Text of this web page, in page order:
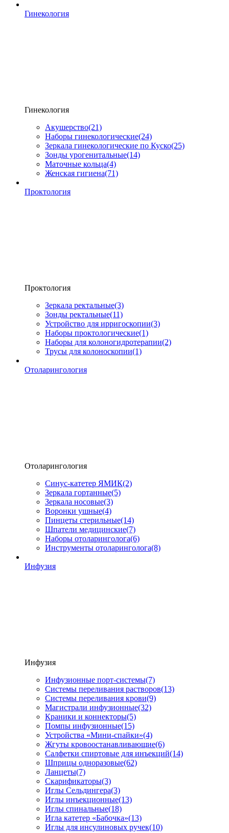
Гинекология
Гинекология
Акушерство(21)
Наборы гинекологические(24)
Зеркала гинекологические по Куско(25)
Зонды урогенитальные(14)
Маточные кольца(4)
Женская гигиена(71)
Проктология
Проктология
Зеркала ректальные(3)
Зонды ректальные(11)
Устройство для ирригоскопии(3)
Наборы проктологические(1)
Наборы для колоногидротерапии(2)
Трусы для колоноскопии(1)
Отоларингология
Отоларингология
Синус-катетер ЯМИК(2)
Зеркала гортанные(5)
Зеркала носовые(3)
Воронки ушные(4)
Пинцеты стерильные(14)
Шпатели медицинские(7)
Наборы отоларинголога(6)
Инструменты отоларинголога(8)
Инфузия
Инфузия
Инфузионные порт-системы(7)
Системы переливания растворов(13)
Системы переливания крови(9)
Магистрали инфузионные(32)
Краники и коннекторы(5)
Помпы инфузионные(15)
Устройства «Мини-спайки»(4)
Жгуты кровоостанавливающие(6)
Салфетки спиртовые для инъекций(14)
Шприцы одноразовые(62)
Ланцеты(7)
Скарификаторы(3)
Иглы Сельдингера(3)
Иглы инъекционные(13)
Иглы спинальные(18)
Игла катетер «Бабочка»(13)
Иглы для инсулиновых ручек(10)